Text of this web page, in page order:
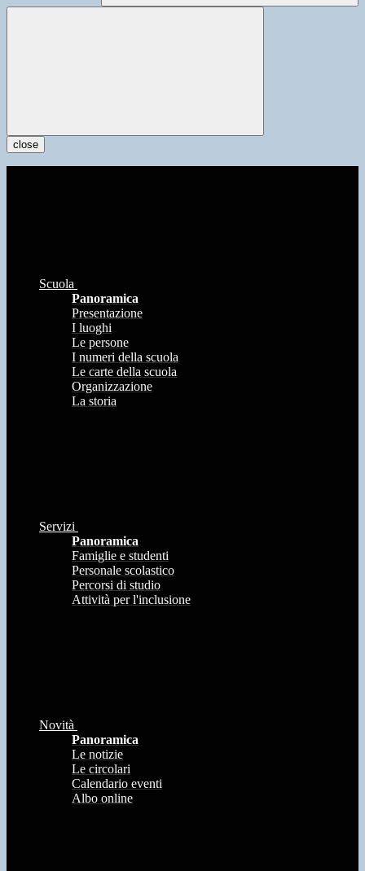
close
Scuola
Panoramica
Presentazione
I luoghi
Le persone
I numeri della scuola
Le carte della scuola
Organizzazione
La storia
Servizi
Panoramica
Famiglie e studenti
Personale scolastico
Percorsi di studio
Attività per l'inclusione
Novità
Panoramica
Le notizie
Le circolari
Calendario eventi
Albo online